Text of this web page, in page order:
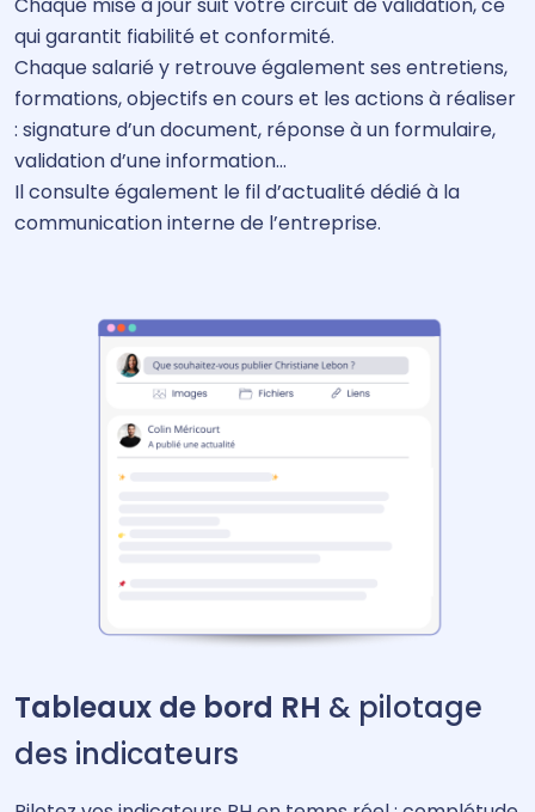
qui garantit fiabilité et conformité.
Chaque salarié y retrouve également ses entretiens,
formations, objectifs en cours et les actions à réaliser
: signature d’un document, réponse à un formulaire,
validation d’une information…
Il consulte également le fil d’actualité dédié à la
communication interne de l’entreprise.
Tableaux de bord RH & pilotage
des indicateurs